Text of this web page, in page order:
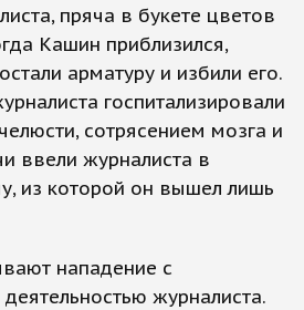
пряча в букете цветов
Кашин приблизился,
арматуру и избили его.
госпитализировали
сотрясением мозга и
ввели журналиста в
из которой он вышел лишь
нападение с
журналиста.